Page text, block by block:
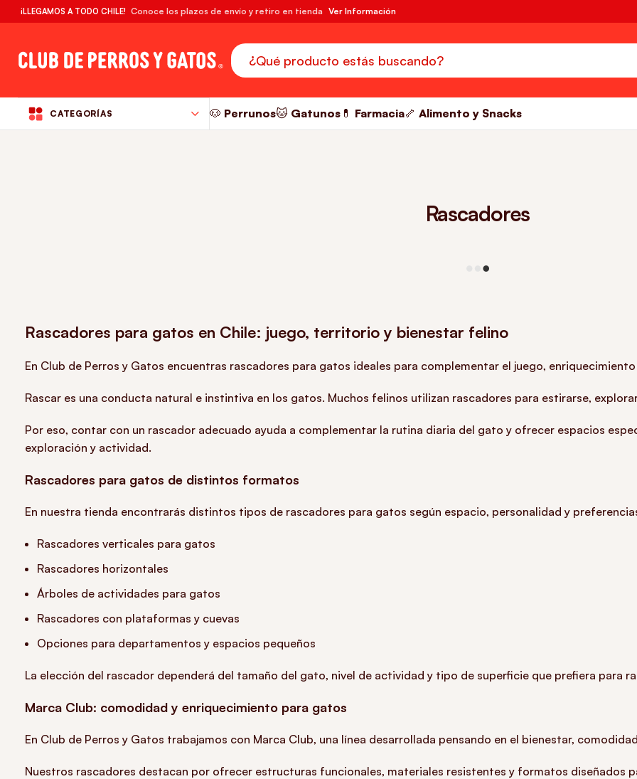
¡LLEGAMOS A TODO CHILE! Conoce los plazos de envío y retiro en tienda Ver Información
CATEGORÍAS 🐶 Perrunos🐱 Gatunos 💊 Farmacia🦴 Alimento y Snacks
Rascadores
Rascadores para gatos en Chile: juego, territorio y bienestar felino
En Club de Perros y Gatos encuentras rascadores para gatos ideales para complementar el juego,
Rascar es una conducta natural e instintiva en los gatos. Muchos felinos utilizan rascadores para estirarse,
Por eso, contar con un rascador adecuado ayuda a complementar la rutina diaria del gato y ofrecer espacios
exploración y actividad.
Rascadores para gatos de distintos formatos
En nuestra tienda encontrarás distintos tipos de rascadores para gatos según espacio, personalidad y
Rascadores verticales para gatos
Rascadores horizontales
Árboles de actividades para gatos
Rascadores con plataformas y cuevas
Opciones para departamentos y espacios pequeños
La elección del rascador dependerá del tamaño del gato, nivel de actividad y tipo de superficie que prefiera para
Marca Club: comodidad y enriquecimiento para gatos
En Club de Perros y Gatos trabajamos con Marca Club, una línea desarrollada pensando en el bienestar,
Nuestros rascadores destacan por ofrecer estructuras funcionales, materiales resistentes y formatos diseñados
RM